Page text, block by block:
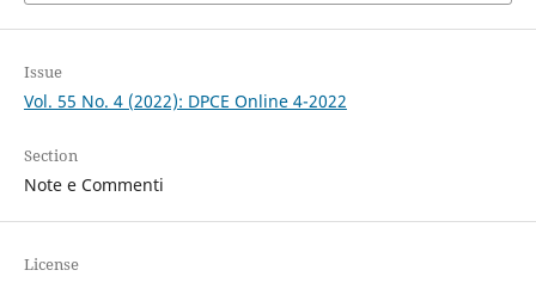
Issue
Vol. 55 No. 4 (2022): DPCE Online 4-2022
Section
Note e Commenti
License